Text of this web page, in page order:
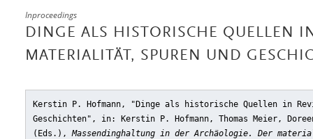
Inproceedings
DINGE ALS HISTORISCHE QUELLEN
MATERIALITÄT, SPUREN UND
Kerstin P. Hofmann, "Dinge als historische Quellen in
Geschichten" , in: Kerstin P. Hofmann, Thomas Meier,
(Eds.),Massendinghaltung in der Archäologie. Der